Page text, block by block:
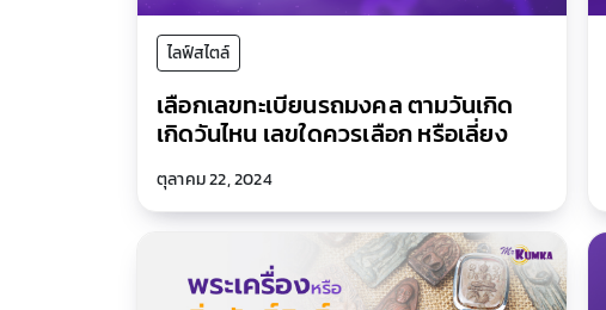
ไลฟ์สไตล์
เลือกเลขทะเบียนรถมงคล ตามวันเกิด
เกิดวันไหน เลขใดควรเลือก หรือเลี่ยง
ตุลาคม 22, 2024